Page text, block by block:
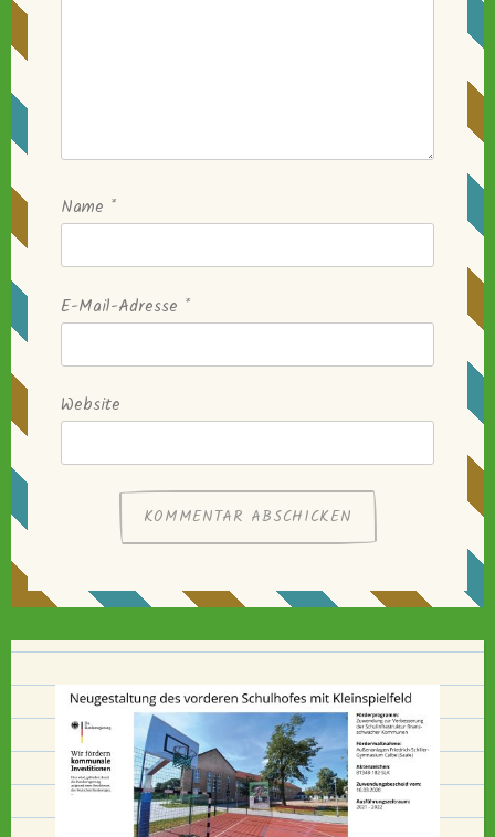
Name *
E-Mail-Adresse *
Website